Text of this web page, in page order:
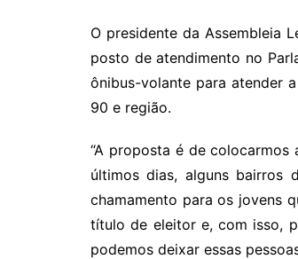
O presidente da Assembleia
posto de atendimento no
ônibus-volante para atender
90 e região.
“A proposta é de colocarmos
últimos dias, alguns bairros
chamamento para os jovens
título de eleitor e, com isso,
podemos deixar essas